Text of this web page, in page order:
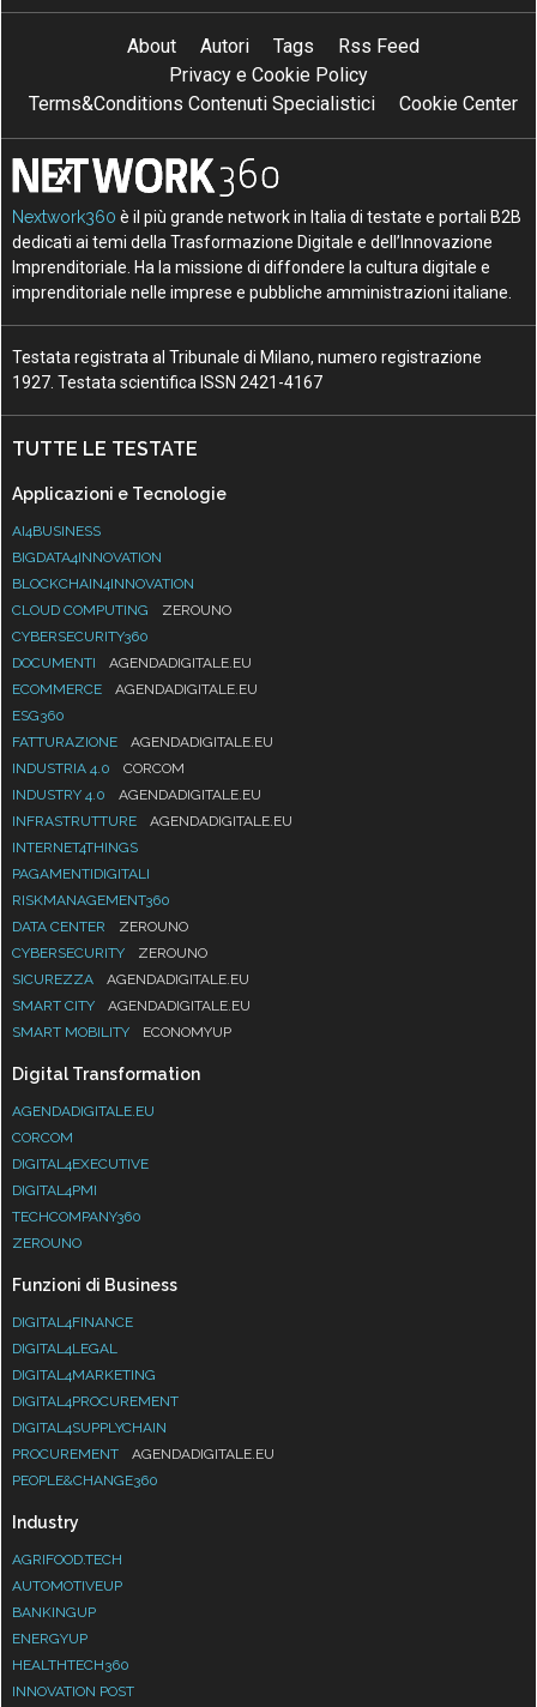
About Autori Tags
Rss Feed
Privacy e Cookie Policy
Terms&Conditions Contenuti Specialistici
Cookie Center
Nextwork360 è il più grande network in Italia di testate e portali B2B
dedicati ai temi della Trasformazione Digitale e dell’Innovazione
Imprenditoriale. Ha la missione di diffondere la cultura digitale e
imprenditoriale nelle imprese e pubbliche amministrazioni italiane.
Testata registrata al Tribunale di Milano, numero registrazione
1927. Testata scientifica ISSN 2421-4167
TUTTE LE TESTATE
Applicazioni e Tecnologie
AI4BUSINESS
BIGDATA4INNOVATION
BLOCKCHAIN4INNOVATION
CLOUD COMPUTING
ZEROUNO
CYBERSECURITY360
DOCUMENTI
AGENDADIGITALE.EU
ECOMMERCE
AGENDADIGITALE.EU
ESG360
FATTURAZIONE
AGENDADIGITALE.EU
INDUSTRIA 4.0
CORCOM
INDUSTRY 4.0
AGENDADIGITALE.EU
INFRASTRUTTURE
AGENDADIGITALE.EU
INTERNET4THINGS
PAGAMENTIDIGITALI
RISKMANAGEMENT360
DATA CENTER
ZEROUNO
CYBERSECURITY
ZEROUNO
SICUREZZA
AGENDADIGITALE.EU
SMART CITY
AGENDADIGITALE.EU
SMART MOBILITY
ECONOMYUP
Digital Transformation
AGENDADIGITALE.EU
CORCOM
DIGITAL4EXECUTIVE
DIGITAL4PMI
TECHCOMPANY360
ZEROUNO
Funzioni di Business
DIGITAL4FINANCE
DIGITAL4LEGAL
DIGITAL4MARKETING
DIGITAL4PROCUREMENT
DIGITAL4SUPPLYCHAIN
PROCUREMENT
AGENDADIGITALE.EU
PEOPLE&CHANGE360
Industry
AGRIFOOD.TECH
AUTOMOTIVEUP
BANKINGUP
ENERGYUP
HEALTHTECH360
INNOVATION POST